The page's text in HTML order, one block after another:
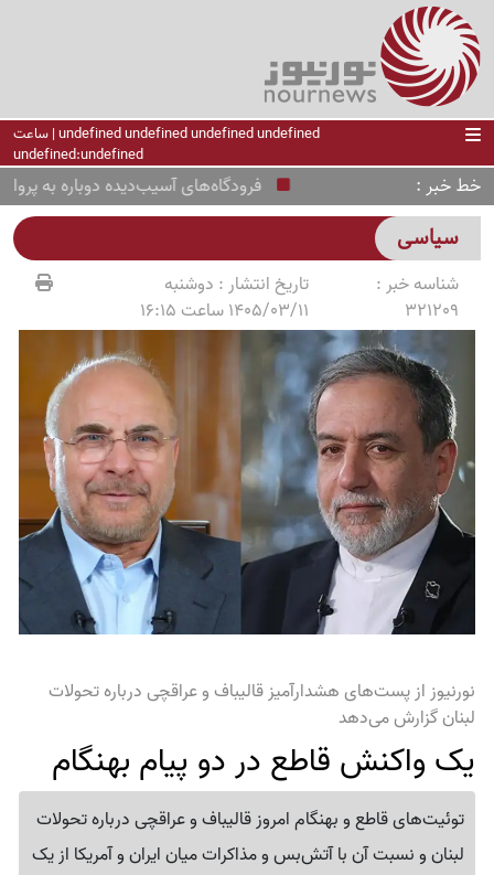
undefined undefined undefined undefined | ساعت
undefined:undefined
خط خبر فرودگاه‌های آسیب‌دیده دوباره به پرواز
سیاسی
شناسه خبر :
321209
تاریخ انتشار : دوشنبه
1405/03/11 ساعت 16:15
نورنیوز از پست‌های هشدارآمیز قالیباف و عراقچی درباره تحولات
لبنان گزارش می‌دهد
یک واکنش قاطع در دو پیام بهنگام
توئیت‌های قاطع و بهنگام امروز قالیباف و عراقچی درباره تحولات
لبنان و نسبت آن با آتش‌بس و مذاکرات میان ایران و آمریکا از یک